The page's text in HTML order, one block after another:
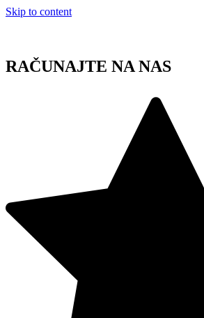
Skip to content
RAČUNAJTE NA NAS